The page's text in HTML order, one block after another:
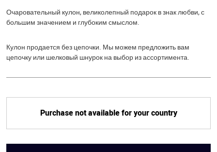
Очаровательный кулон, великолепный подарок в знак любви, с
большим значением и глубоким смыслом.
Кулон продается без цепочки. Мы можем предложить вам
цепочку или шелковый шнурок на выбор из ассортимента.
Purchase not available for your country